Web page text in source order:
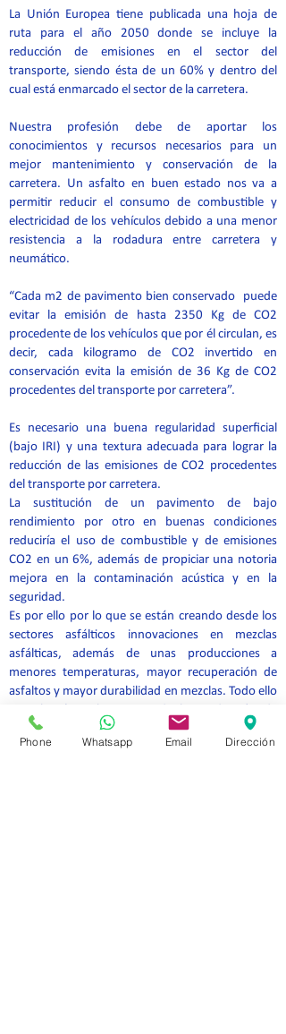
La Unión Europea tiene publicada una hoja de
ruta para el año 2050 donde se incluye la
reducción de emisiones en el sector del
transporte, siendo ésta de un 60% y dentro del
cual está enmarcado el sector de la carretera.
Nuestra profesión debe de aportar los
conocimientos y recursos necesarios para un
mejor mantenimiento y conservación de la
carretera. Un asfalto en buen estado nos va a
permitir reducir el consumo de combustible y
electricidad de los vehículos debido a una menor
resistencia a la rodadura entre carretera y
neumático.
“Cada m2 de pavimento bien conservado puede
evitar la emisión de hasta 2350 Kg de CO2
procedente de los vehículos que por él circulan, es
decir, cada kilogramo de CO2 invertido en
conservación evita la emisión de 36 Kg de CO2
procedentes del transporte por carretera”.
Es necesario una buena regularidad superficial
(bajo IRI) y una textura adecuada para lograr la
reducción de las emisiones de CO2 procedentes
del transporte por carretera.
La sustitución de un pavimento de bajo
rendimiento por otro en buenas condiciones
reduciría el uso de combustible y de emisiones
CO2 en un 6%, además de propiciar una notoria
mejora en la contaminación acústica y en la
seguridad.
Es por ello por lo que se están creando desde los
sectores asfálticos innovaciones en mezclas
asfálticas, además de unas producciones a
menores temperaturas, mayor recuperación de
asfaltos y mayor durabilidad en mezclas. Todo ello
emisiones del transporte por carreteras.
Phone Whatsapp Email Dirección